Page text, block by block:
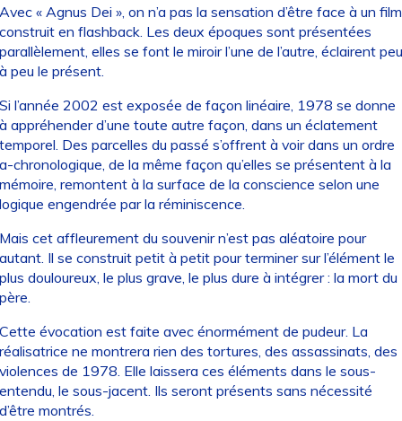
« Agnus Dei », on n’a pas la sensation d’être face à un film
en flashback. Les deux époques sont présentées
elles se font le miroir l’une de l’autre, éclairent peu
peu le présent.
l’année 2002 est exposée de façon linéaire, 1978 se donne
appréhender d’une toute autre façon, dans un éclatement
Des parcelles du passé s’offrent à voir dans un ordre
chronologique, de la même façon qu’elles se présentent à la
remontent à la surface de la conscience selon une
engendrée par la réminiscence.
cet affleurement du souvenir n’est pas aléatoire pour
Il se construit petit à petit pour terminer sur l’élément le
douloureux, le plus grave, le plus dure à intégrer : la mort du
évocation est faite avec énormément de pudeur. La
ne montrera rien des tortures, des assassinats, des
de 1978. Elle laissera ces éléments dans le sous-
le sous-jacent. Ils seront présents sans nécessité
montrés.